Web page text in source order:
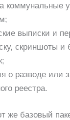
коммунальные
выписки и
скриншоты и
о разводе или
реестра.
же базовый